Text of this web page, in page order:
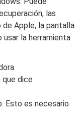
las
Apple, la pantalla
la herramienta
que dice
Esto es necesario